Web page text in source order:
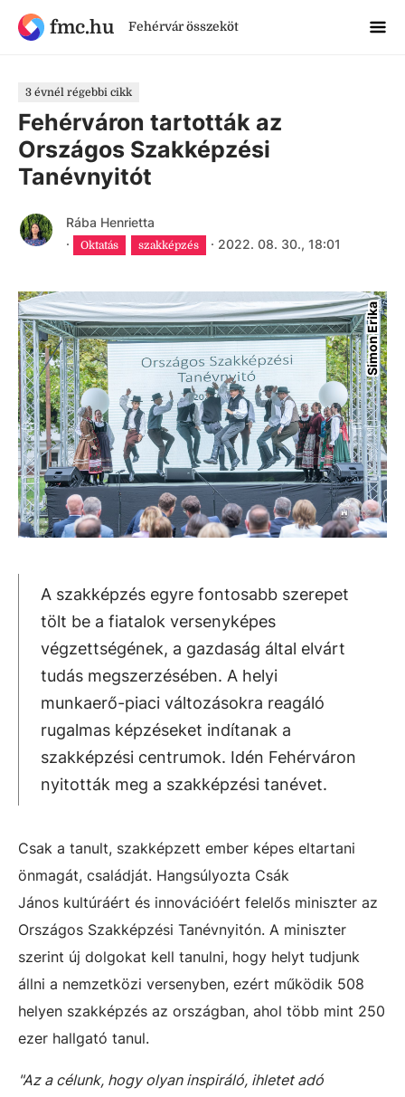
fmc.hu Fehérvár összeköt
3 évnél régebbi cikk
Fehérváron tartották az
Országos Szakképzési
Tanévnyitót
Rába Henrietta
·
Oktatás szakképzés · 2022. 08. 30., 18:01
Simon Erika
A szakképzés egyre fontosabb szerepet
tölt be a fiatalok versenyképes
végzettségének, a gazdaság által elvárt
tudás megszerzésében. A helyi
munkaerő-piaci változásokra reagáló
rugalmas képzéseket indítanak a
szakképzési centrumok. Idén Fehérváron
nyitották meg a szakképzési tanévet.
Csak a tanult, szakképzett ember képes eltartani
önmagát, családját. Hangsúlyozta Csák
János kultúráért és innovációért felelős miniszter az
Országos Szakképzési Tanévnyitón. A miniszter
szerint új dolgokat kell tanulni, hogy helyt tudjunk
állni a nemzetközi versenyben, ezért működik 508
helyen szakképzés az országban, ahol több mint 250
ezer hallgató tanul.
"Az a célunk, hogy olyan inspiráló, ihletet adó